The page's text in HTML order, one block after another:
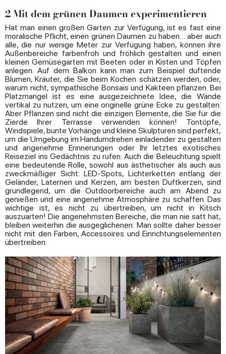
2 Mit dem grünen Daumen experimentieren
Hat man einen großen Garten zur Verfügung, ist es fast eine
moralische Pflicht, einen grünen Daumen zu haben… aber auch
alle, die nur wenige Meter zur Verfügung haben, können ihre
Außenbereiche farbenfroh und fröhlich gestalten und einen
kleinen Gemüsegarten mit Beeten oder in Kisten und Töpfen
anlegen. Auf dem Balkon kann man zum Beispiel duftende
Blumen, Kräuter, die Sie beim Kochen schätzen werden, oder,
warum nicht, sympathische Bonsais und Kakteen pflanzen. Bei
Platzmangel ist es eine ausgezeichnete Idee, die Wände
vertikal zu nutzen, um eine originelle grüne Ecke zu gestalten.
Aber Pflanzen sind nicht die einzigen Elemente, die Sie für die
Zierde Ihrer Terrasse verwenden können! Tontöpfe,
Windspiele, bunte Vorhänge und kleine Skulpturen sind perfekt,
um die Umgebung im Handumdrehen einladender zu gestalten
und angenehme Erinnerungen oder Ihr letztes exotisches
Reiseziel ins Gedächtnis zu rufen. Auch die Beleuchtung spielt
eine bedeutende Rolle, sowohl aus ästhetischer als auch aus
zweckmäßiger Sicht: LED-Spots, Lichterketten entlang der
Geländer, Laternen und Kerzen, am besten Duftkerzen, sind
grundlegend, um die Outdoorbereiche auch am Abend zu
genießen und eine angenehme Atmosphäre zu schaffen. Das
wichtige ist, es nicht zu übertreiben, um nicht in Kitsch
auszuarten! Die angenehmsten Bereiche, die man nie satt hat,
bleiben weiterhin die ausgeglichenen: Man sollte daher besser
nicht mit den Farben, Accessoires und Einrichtungselementen
übertreiben.